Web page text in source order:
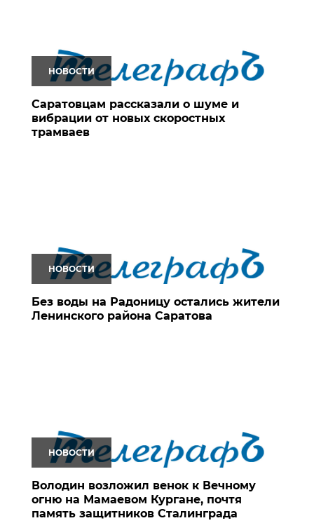
НОВОСТИ
Саратовцам рассказали о шуме и
вибрации от новых скоростных
трамваев
НОВОСТИ
Без воды на Радоницу остались жители
Ленинского района Саратова
НОВОСТИ
Володин возложил венок к Вечному
огню на Мамаевом Кургане, почтя
память защитников Сталинграда